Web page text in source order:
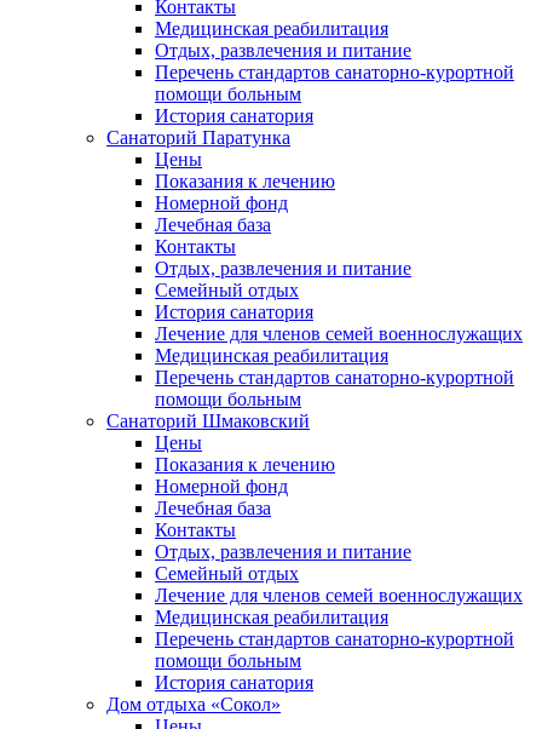
Контакты
Медицинская реабилитация
Отдых, развлечения и питание
Перечень стандартов санаторно-курортной
помощи больным
История санатория
Санаторий Паратунка
Цены
Показания к лечению
Номерной фонд
Лечебная база
Контакты
Отдых, развлечения и питание
Семейный отдых
История санатория
Лечение для членов семей военнослужащих
Медицинская реабилитация
Перечень стандартов санаторно-курортной
помощи больным
Санаторий Шмаковский
Цены
Показания к лечению
Номерной фонд
Лечебная база
Контакты
Отдых, развлечения и питание
Семейный отдых
Лечение для членов семей военнослужащих
Медицинская реабилитация
Перечень стандартов санаторно-курортной
помощи больным
История санатория
Дом отдыха «Сокол»